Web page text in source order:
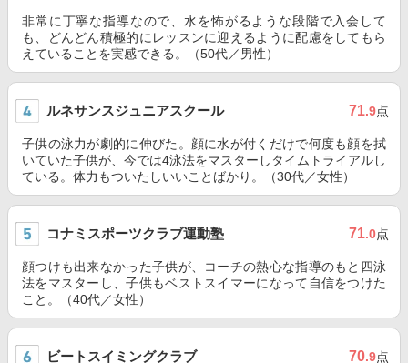
非常に丁寧な指導なので、水を怖がるような段階で入会して
も、どんどん積極的にレッスンに迎えるように配慮をしてもら
えていることを実感できる。（50代／男性）
ルネサンスジュニアスクール 71.9点
子供の泳力が劇的に伸びた。顔に水が付くだけで何度も顔を拭
いていた子供が、今では4泳法をマスターしタイムトライアルし
ている。体力もついたしいいことばかり。（30代／女性）
コナミスポーツクラブ運動塾 71.0点
顔つけも出来なかった子供が、コーチの熱心な指導のもと四泳
法をマスターし、子供もベストスイマーになって自信をつけた
こと。（40代／女性）
ビートスイミングクラブ 70.9点